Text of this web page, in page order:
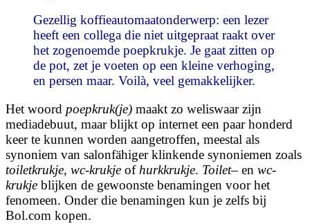
Gezellig koffieautomaatonderwerp: een lezer
heeft een collega die niet uitgepraat raakt over
het zogenoemde poepkrukje. Je gaat zitten op
de pot, zet je voeten op een kleine verhoging,
en persen maar. Voilà, veel gemakkelijker.
Het woord poepkruk(je) maakt zo weliswaar zijn
mediadebuut, maar blijkt op internet een paar honderd
keer te kunnen worden aangetroffen, meestal als
synoniem van salonfähiger klinkende synoniemen zoals
toiletkrukje, wc-krukje of hurkkrukje. Toilet– en wc-
krukje blijken de gewoonste benamingen voor het
fenomeen. Onder die benamingen kun je zelfs bij
Bol.com kopen.